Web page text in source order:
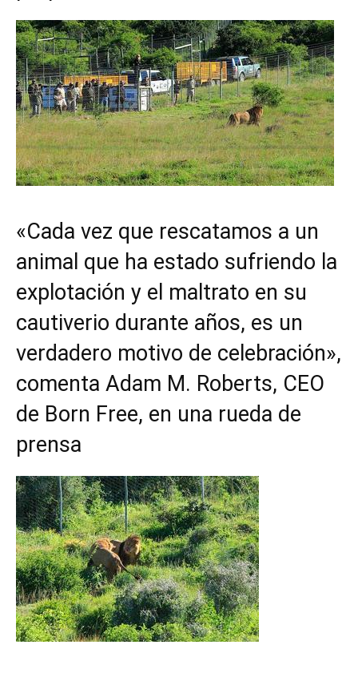
«Cada vez que rescatamos a un
animal que ha estado sufriendo la
explotación y el maltrato en su
cautiverio durante años, es un
verdadero motivo de celebración»,
comenta Adam M. Roberts, CEO
de Born Free, en una rueda de
prensa